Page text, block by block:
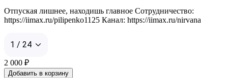
Отпуская лишнее, находишь главное Сотрудничество:
https://iimax.ru/pilipenko1125 Канал: https://iimax.ru/nirvana
1 / 24
2 000 ₽
Добавить в корзину